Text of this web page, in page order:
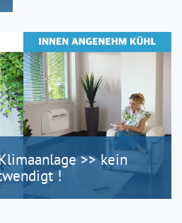
>> kein
!